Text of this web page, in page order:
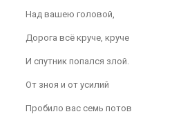
Над вашею головой,
Дорога всё круче, круче
И спутник попался злой.
От зноя и от усилий
Пробило вас семь потов